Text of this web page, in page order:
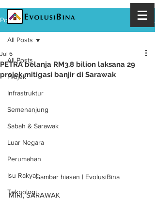
Post
All Posts
Projek
Infrastruktur
Semenanjung
Sabah & Sarawak
Luar Negara
Perumahan
Isu Rakyat
Teknologi
All Posts
PETRA belanja RM3.8 bilion laksana 29
projek mitigasi banjir di Sarawak
Jul 6
Gambar hiasan | EvolusiBina
MIRI, SARAWAK